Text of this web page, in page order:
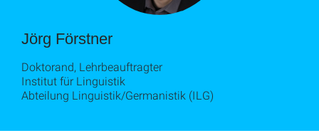
Jörg Förstner
Doktorand, Lehrbeauftragter
Institut für Linguistik
Abteilung Linguistik/Germanistik (ILG)